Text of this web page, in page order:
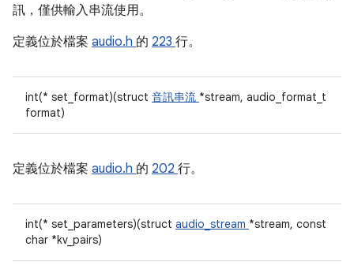
訊，僅供輸入串流使用。
定義位於檔案 audio.h 的 223 行。
int(* set_format)(struct 音訊串流 *stream, audio_format_t
format)
定義位於檔案 audio.h 的 202 行。
int(* set_parameters)(struct audio_stream *stream, const
char *kv_pairs)